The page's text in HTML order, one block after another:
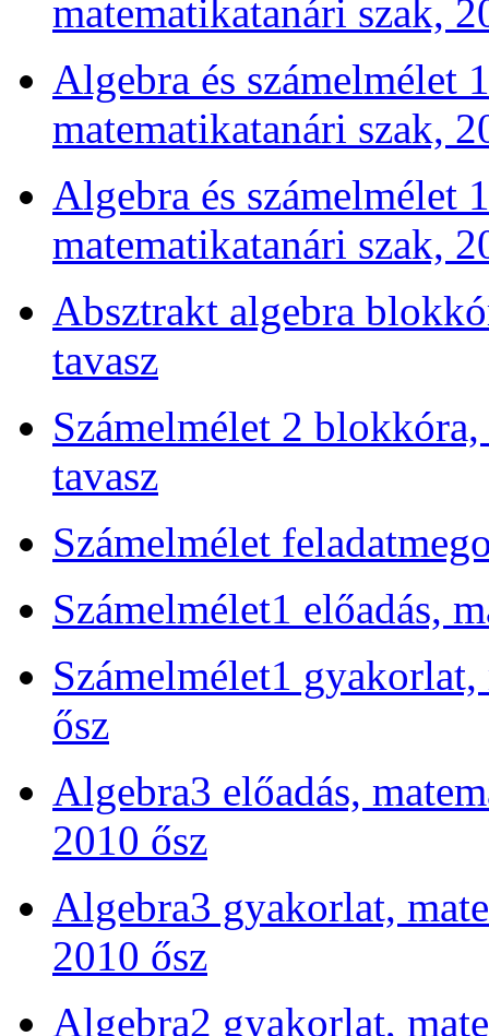
matematikatanári szak,
Algebra és számelmélet
matematikatanári szak,
Algebra és számelmélet
matematikatanári szak,
Absztrakt algebra
tavasz
Számelmélet 2
tavasz
Számelmélet
Számelmélet1 előadás,
Számelmélet1
ősz
Algebra3 előadás,
2010 ősz
Algebra3 gyakorlat,
2010 ősz
Algebra2 gyakorlat,